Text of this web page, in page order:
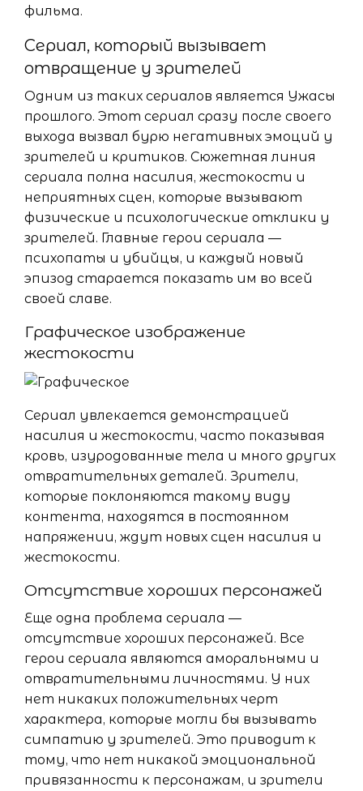
фильма.
Сериал, который вызывает
отвращение у зрителей
Одним из таких сериалов является Ужасы
прошлого. Этот сериал сразу после своего
выхода вызвал бурю негативных эмоций у
зрителей и критиков. Сюжетная линия
сериала полна насилия, жестокости и
неприятных сцен, которые вызывают
физические и психологические отклики у
зрителей. Главные герои сериала —
психопаты и убийцы, и каждый новый
эпизод старается показать им во всей
своей славе.
Графическое изображение
жестокости
Сериал увлекается демонстрацией
насилия и жестокости, часто показывая
кровь, изуродованные тела и много других
отвратительных деталей. Зрители,
которые поклоняются такому виду
контента, находятся в постоянном
напряжении, ждут новых сцен насилия и
жестокости.
Отсутствие хороших персонажей
Еще одна проблема сериала —
отсутствие хороших персонажей. Все
герои сериала являются аморальными и
отвратительными личностями. У них
нет никаких положительных черт
характера, которые могли бы вызывать
симпатию у зрителей. Это приводит к
тому, что нет никакой эмоциональной
привязанности к персонажам, и зрители